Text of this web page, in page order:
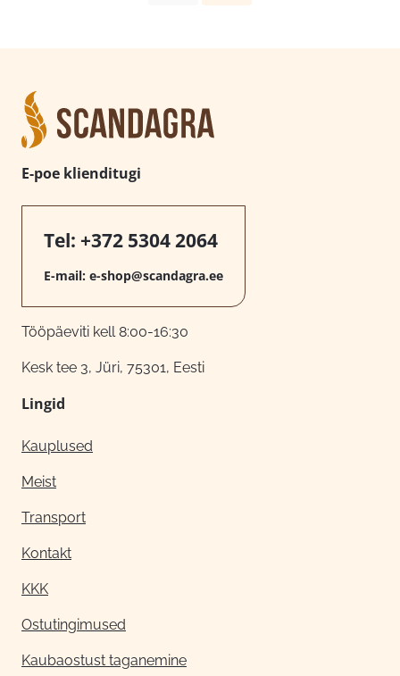
E-poe klienditugi
Tel: +372 5304 2064
E-mail: e-shop@scandagra.ee
Tööpäeviti kell 8:00-16:30
Kesk tee 3, Jüri, 75301, Eesti
Lingid
Kauplused
Meist
Transport
Kontakt
KKK
Ostutingimused
Kaubaostust taganemine